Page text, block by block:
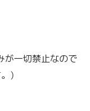
が一切禁止なので
)